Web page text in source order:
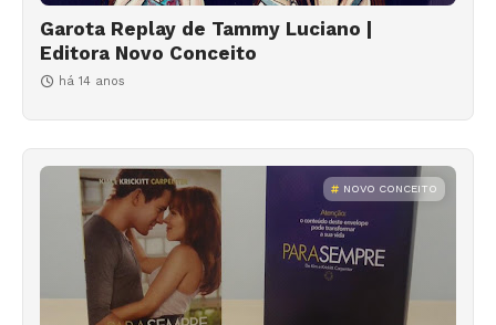
Garota Replay de Tammy Luciano |
Editora Novo Conceito
há 14 anos
NOVO CONCEITO